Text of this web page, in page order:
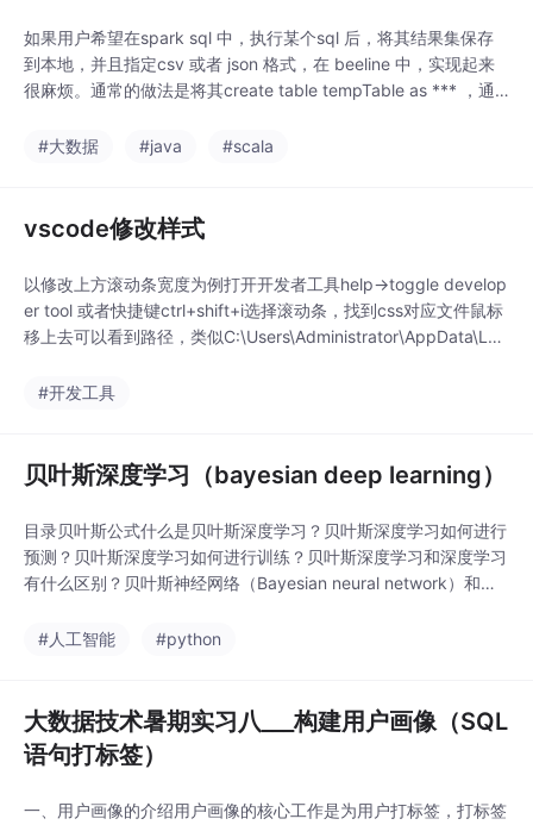
如果用户希望在spark sql 中，执行某个sql 后，将其结果集保存
到本地，并且指定csv 或者 json 格式，在 beeline 中，实现起来
很麻烦。通常的做法是将其create table tempTable as *** ，通
export 到本地。这种方式，对于 HDFS 是可行到，但是如果数据
#大数据 #java #scala
vscode修改样式
以修改上方滚动条宽度为例打开开发者工具help->toggle develop
er tool 或者快捷键ctrl+shift+i选择滚动条，找到css对应文件鼠标
移上去可以看到路径，类似C:\Users\Administrator\AppData\Loc
#开发工具
贝叶斯深度学习（bayesian deep learning）
目录贝叶斯公式什么是贝叶斯深度学习？贝叶斯深度学习如何进行
预测？贝叶斯深度学习如何进行训练？贝叶斯深度学习和深度学习
有什么区别？贝叶斯神经网络（Bayesian neural network）和贝
#人工智能
#python
大数据技术暑期实习八___构建用户画像（SQL
语句打标签）
一、用户画像的介绍用户画像的核心工作是为用户打标签，打标签